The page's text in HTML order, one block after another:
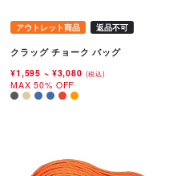
アウトレット商品 返品不可
クラッグ チョーク バッグ
¥1,595 ~ ¥3,080 (税込)
MAX 50% OFF